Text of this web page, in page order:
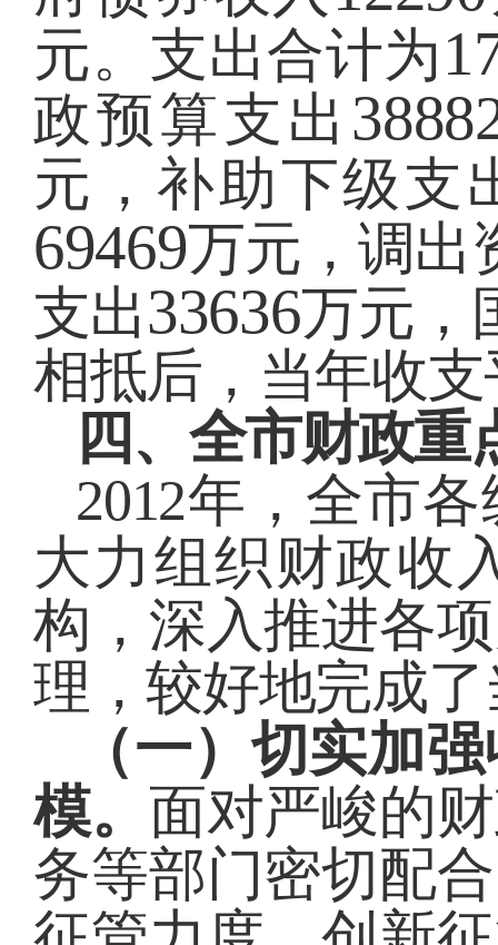
元。支出合计为
政预算支出
元，补助下级支
69469万元，调出
支出33636万元，
相抵后，当年收
四、全市财政重
2012年，全市
大力组织财政收
构，深入推进各
理，较好地完成
（一）切实加
模。 面对严峻的
务等部门密切配